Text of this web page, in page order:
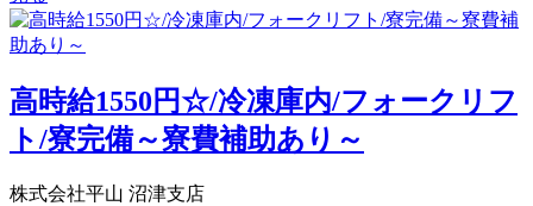
高時給1550円☆/冷凍庫内/フォークリフ
ト/寮完備～寮費補助あり～
株式会社平山 沼津支店